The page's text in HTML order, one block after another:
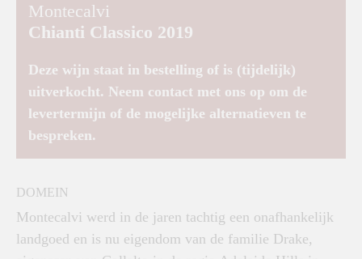
Montecalvi
Chianti Classico 2019
Deze wijn staat in bestelling of is (tijdelijk)
uitverkocht. Neem contact met ons op om de
levertermijn of de mogelijke alternatieven te
bespreken.
DOMEIN
Montecalvi werd in de jaren tachtig een onafhankelijk
landgoed en is nu eigendom van de familie Drake,